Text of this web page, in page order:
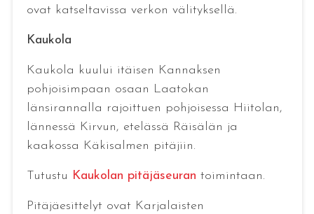
ovat katseltavissa verkon välityksellä.
Kaukola
Kaukola kuului itäisen Kannaksen
pohjoisimpaan osaan Laatokan
länsirannalla rajoittuen pohjoisessa Hiitolan,
lännessä Kirvun, etelässä Räisälän ja
kaakossa Käkisalmen pitäjiin.
Tutustu Kaukolan pitäjäseuran toimintaan.
Pitäjäesittelyt ovat Karjalaisten